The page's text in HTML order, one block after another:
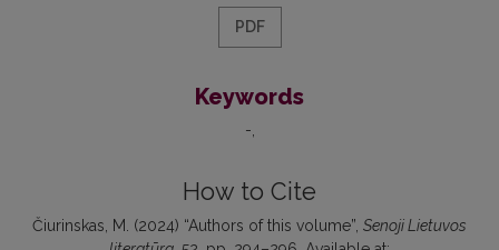
PDF
Keywords
-
How to Cite
Čiurinskas, M. (2024) “Authors of this volume”, Senoji Lietuvos